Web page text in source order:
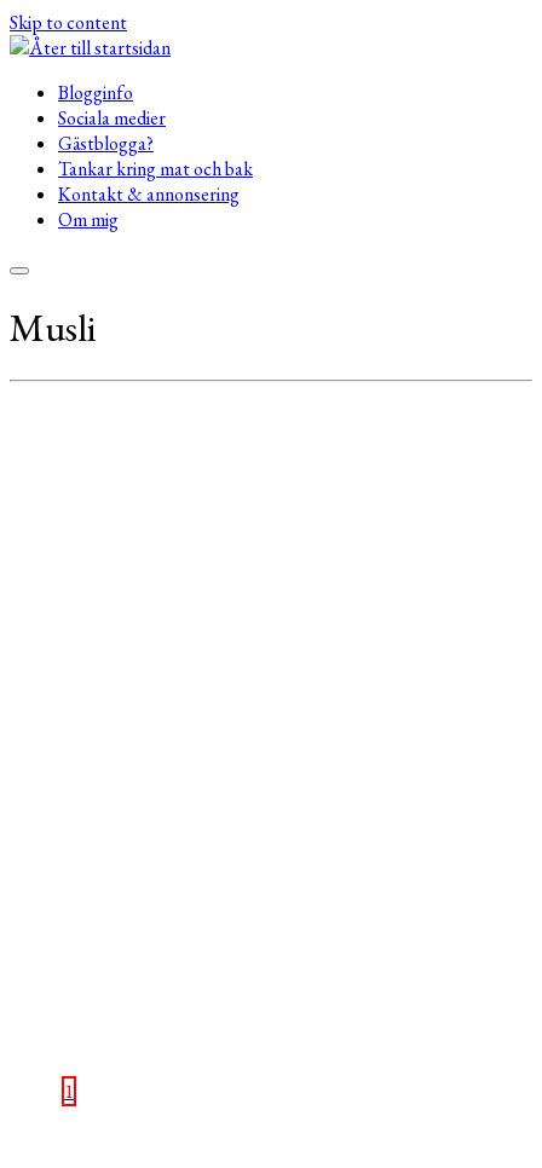
Skip to content
Blogginfo
Sociala medier
Gästblogga?
Tankar kring mat och bak
Kontakt & annonsering
Om mig
Musli
1